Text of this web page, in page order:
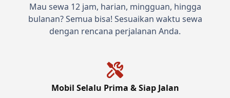
Mau sewa 12 jam, harian, mingguan, hingga
bulanan? Semua bisa! Sesuaikan waktu sewa
dengan rencana perjalanan Anda.
Mobil Selalu Prima & Siap Jalan